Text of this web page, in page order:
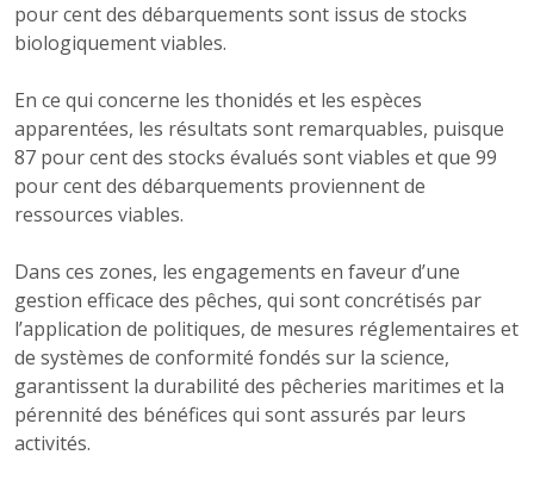
pour cent des débarquements sont issus de stocks
biologiquement viables.
En ce qui concerne les thonidés et les espèces
apparentées, les résultats sont remarquables, puisque
87 pour cent des stocks évalués sont viables et que 99
pour cent des débarquements proviennent de
ressources viables.
Dans ces zones, les engagements en faveur d’une
gestion efficace des pêches, qui sont concrétisés par
l’application de politiques, de mesures réglementaires et
de systèmes de conformité fondés sur la science,
garantissent la durabilité des pêcheries maritimes et la
pérennité des bénéfices qui sont assurés par leurs
activités.